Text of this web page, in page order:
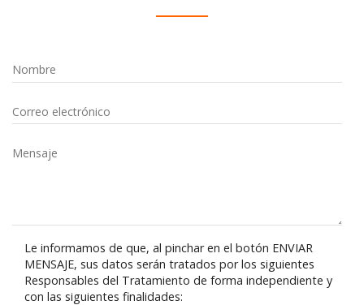
Nombre
Correo electrónico
Mensaje
Le informamos de que, al pinchar en el botón ENVIAR
MENSAJE, sus datos serán tratados por los siguientes
Responsables del Tratamiento de forma independiente y
con las siguientes finalidades: